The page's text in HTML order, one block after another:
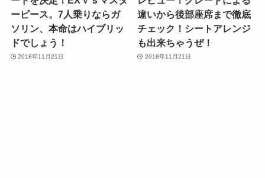
ーピース。7人乗りならガ
ソリン、本命はハイブリッ
ドでしょう！
2018年11月21日
違いから後部座席まで徹底
チェック！シートアレンジ
も出来ちゃうぜ！
2018年11月21日